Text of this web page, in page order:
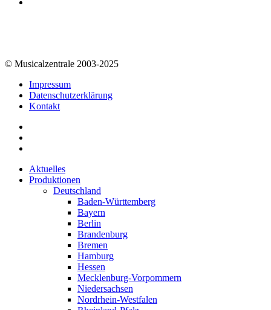
© Musicalzentrale 2003-2025
Impressum
Datenschutzerklärung
Kontakt
Aktuelles
Produktionen
Deutschland
Baden-Württemberg
Bayern
Berlin
Brandenburg
Bremen
Hamburg
Hessen
Mecklenburg-Vorpommern
Niedersachsen
Nordrhein-Westfalen